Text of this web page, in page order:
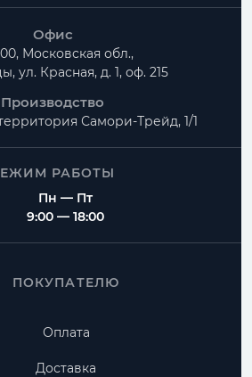
Офис
Московская обл.,
ул. Красная, д. 1, оф. 215
Производство
Самори-Трейд, 1/1
РАБОТЫ
Пн — Пт
9:00 — 18:00
ПОКУПАТЕЛЮ
Оплата
Доставка